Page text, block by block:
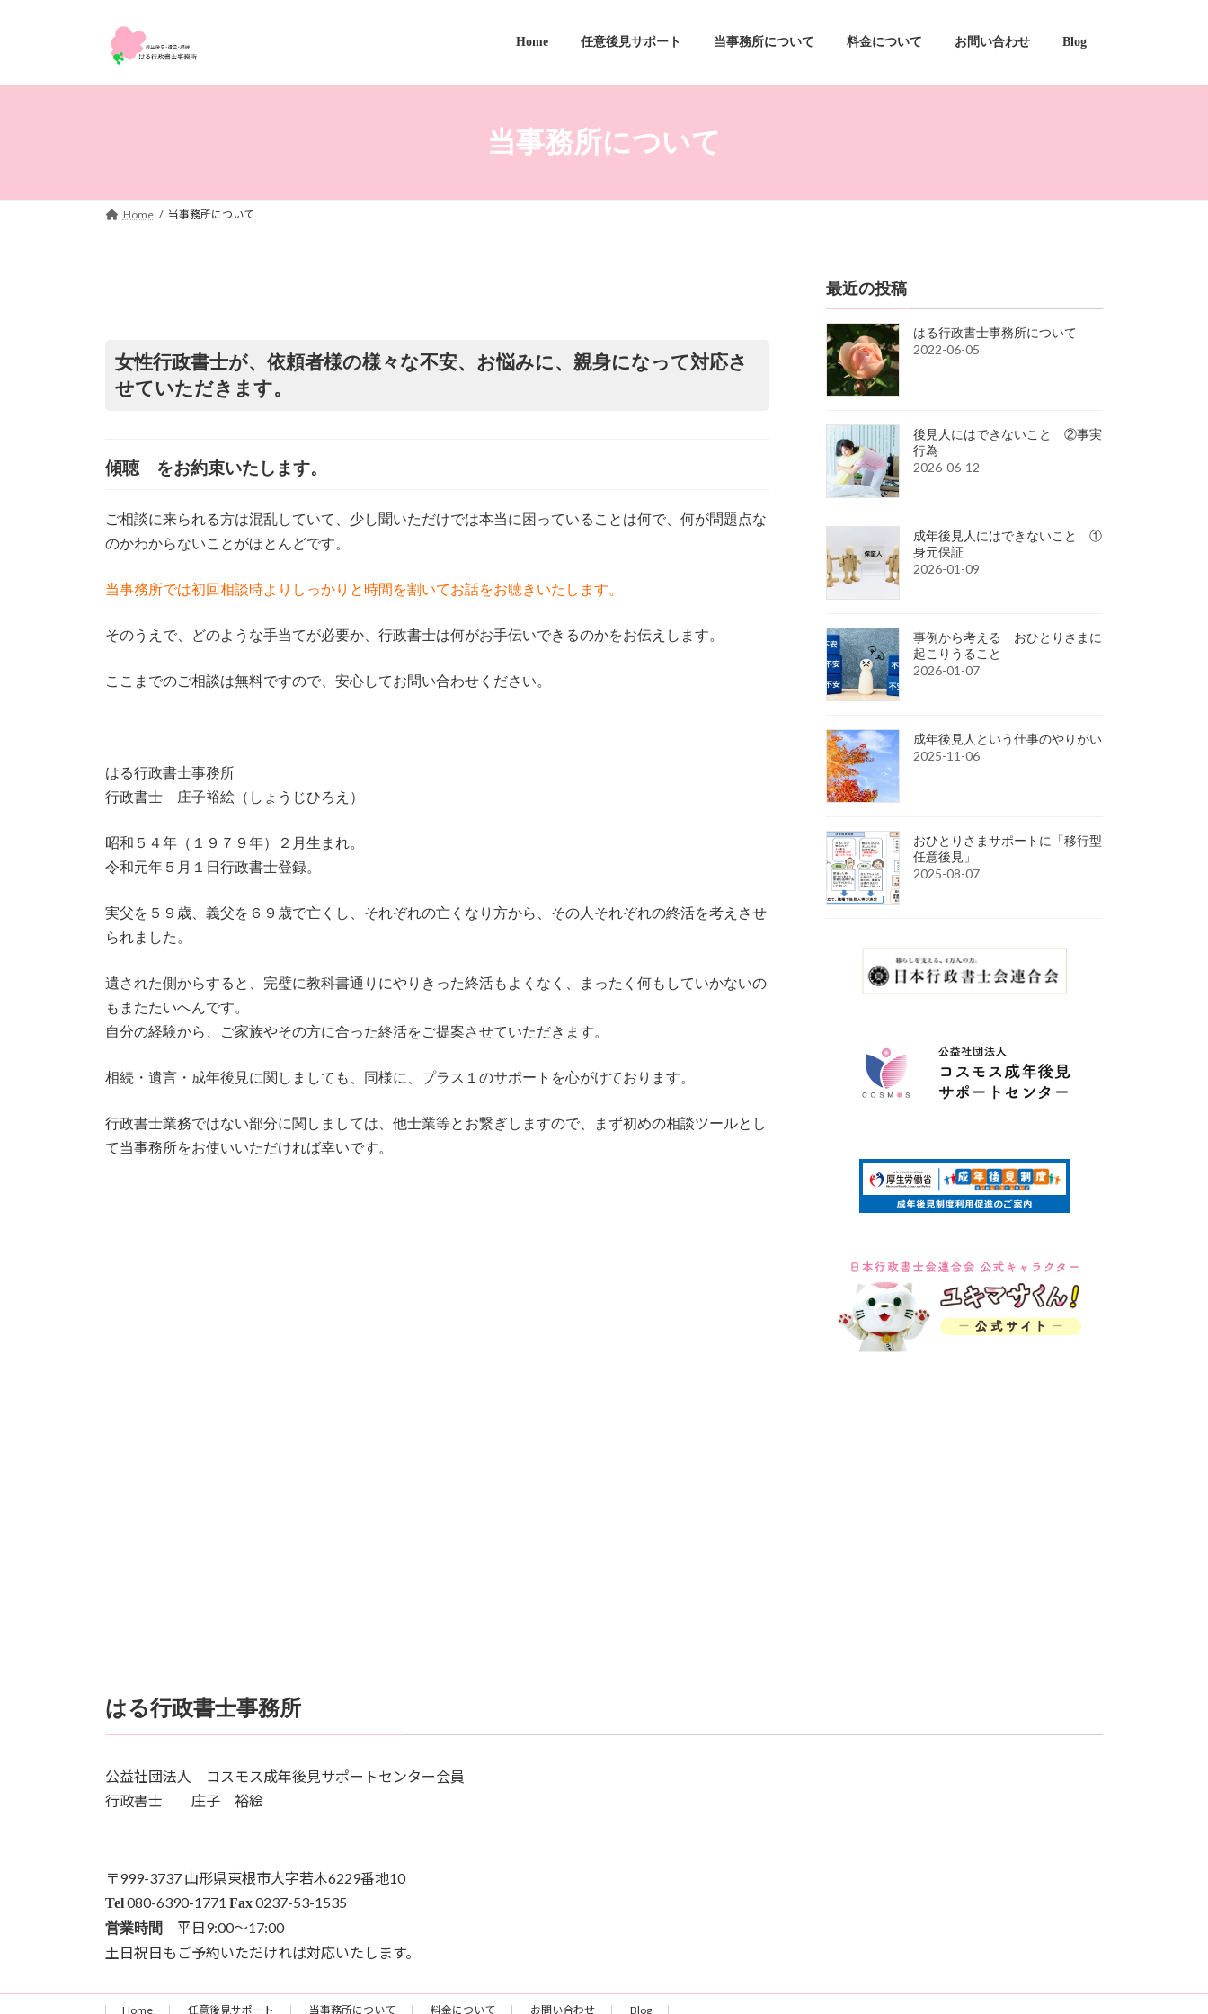
プ
動
Home 任意後見サポート 当事務所について 料金について お問い合わせ Blog
当事務所について
Home 当事務所について
女性行政書士が、依頼者様の様々な不安、お悩みに、親身になって対応さ
せていただきます。
傾聴 をお約束いたします。
ご相談に来られる方は混乱していて、少し聞いただけでは本当に困っていることは何で、何が問題点な
のかわからないことがほとんどです。
当事務所では初回相談時よりしっかりと時間を割いてお話をお聴きいたします。
そのうえで、どのような手当てが必要か、行政書士は何がお手伝いできるのかをお伝えします。
ここまでのご相談は無料ですので、安心してお問い合わせください。
はる行政書士事務所
行政書士 庄子裕絵（しょうじひろえ）
昭和５４年（１９７９年）２月生まれ。
令和元年５月１日行政書士登録。
実父を５９歳、義父を６９歳で亡くし、それぞれの亡くなり方から、その人それぞれの終活を考えさせ
られました。
遺された側からすると、完璧に教科書通りにやりきった終活もよくなく、まったく何もしていかないの
もまたたいへんです。
自分の経験から、ご家族やその方に合った終活をご提案させていただきます。
相続・遺言・成年後見に関しましても、同様に、プラス１のサポートを心がけております。
行政書士業務ではない部分に関しましては、他士業等とお繋ぎしますので、まず初めの相談ツールとし
て当事務所をお使いいただければ幸いです。
最近の投稿
はる行政書士事務所について
2022-06-05
後見人にはできないこと ②事実
行為
2026-06-12
成年後見人にはできないこと ①
身元保証
2026-01-09
事例から考える おひとりさまに
起こりうること
2026-01-07
成年後見人という仕事のやりがい
2025-11-06
おひとりさまサポートに「移行型
任意後見」
2025-08-07
はる行政書士事務所
公益社団法人 コスモス成年後見サポートセンター会員
行政書士 庄子 裕絵
〒999-3737 山形県東根市大字若木6229番地10
Tel080-6390-1771 Fax0237-53-1535
営業時間
平日9:00～17:00
土日祝日もご予約いただければ対応いたします。
Home 任意後見サポート 当事務所について 料金について お問い合わせ Blog